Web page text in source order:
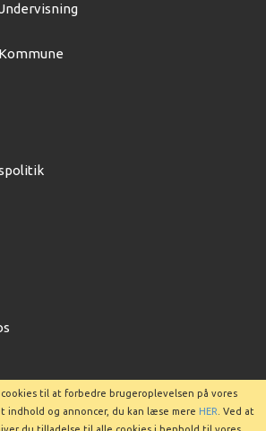
cookies til at forbedre brugeroplevelsen på vores
indhold og annoncer, du kan læse mere HER . Ved at